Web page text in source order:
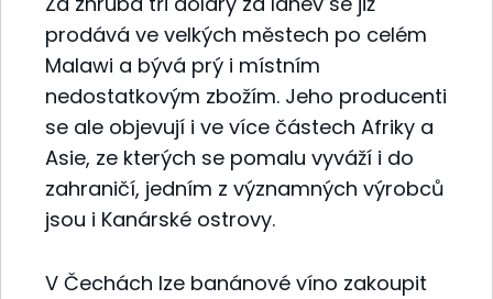
prodává ve velkých městech po celém
Malawi a bývá prý i místním
nedostatkovým zbožím. Jeho producenti
se ale objevují i ve více částech Afriky a
Asie, ze kterých se pomalu vyváží i do
zahraničí, jedním z významných výrobců
jsou i Kanárské ostrovy.
V Čechách lze banánové víno zakoupit